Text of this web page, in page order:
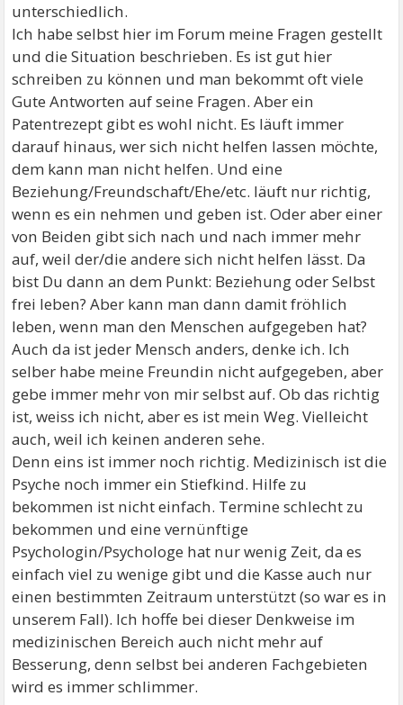
unterschiedlich.
Ich habe selbst hier im Forum meine Fragen gestellt
und die Situation beschrieben. Es ist gut hier
schreiben zu können und man bekommt oft viele
Gute Antworten auf seine Fragen. Aber ein
Patentrezept gibt es wohl nicht. Es läuft immer
darauf hinaus, wer sich nicht helfen lassen möchte,
dem kann man nicht helfen. Und eine
Beziehung/Freundschaft/Ehe/etc. läuft nur richtig,
wenn es ein nehmen und geben ist. Oder aber einer
von Beiden gibt sich nach und nach immer mehr
auf, weil der/die andere sich nicht helfen lässt. Da
bist Du dann an dem Punkt: Beziehung oder Selbst
frei leben? Aber kann man dann damit fröhlich
leben, wenn man den Menschen aufgegeben hat?
Auch da ist jeder Mensch anders, denke ich. Ich
selber habe meine Freundin nicht aufgegeben, aber
gebe immer mehr von mir selbst auf. Ob das richtig
ist, weiss ich nicht, aber es ist mein Weg. Vielleicht
auch, weil ich keinen anderen sehe.
Denn eins ist immer noch richtig. Medizinisch ist die
Psyche noch immer ein Stiefkind. Hilfe zu
bekommen ist nicht einfach. Termine schlecht zu
bekommen und eine vernünftige
Psychologin/Psychologe hat nur wenig Zeit, da es
einfach viel zu wenige gibt und die Kasse auch nur
einen bestimmten Zeitraum unterstützt (so war es in
unserem Fall). Ich hoffe bei dieser Denkweise im
medizinischen Bereich auch nicht mehr auf
Besserung, denn selbst bei anderen Fachgebieten
wird es immer schlimmer.